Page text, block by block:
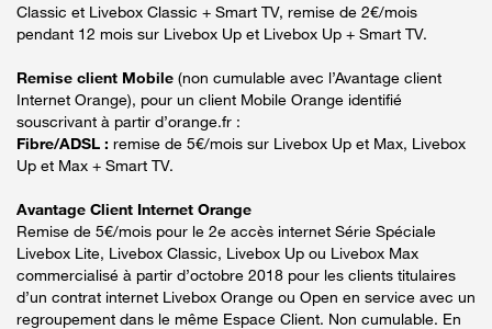
Classic et Livebox Classic + Smart TV, remise de 2€/mois
pendant 12 mois sur Livebox Up et Livebox Up + Smart TV.
Remise client Mobile (non cumulable avec l’Avantage client
Internet Orange), pour un client Mobile Orange identifié
souscrivant à partir d’orange.fr :
Fibre/ADSL : remise de 5€/mois sur Livebox Up et Max, Livebox
Up et Max + Smart TV.
Avantage Client Internet Orange
Remise de 5€/mois pour le 2e accès internet Série Spéciale
Livebox Lite, Livebox Classic, Livebox Up ou Livebox Max
commercialisé à partir d’octobre 2018 pour les clients titulaires
d’un contrat internet Livebox Orange ou Open en service avec un
regroupement dans le même Espace Client. Non cumulable. En